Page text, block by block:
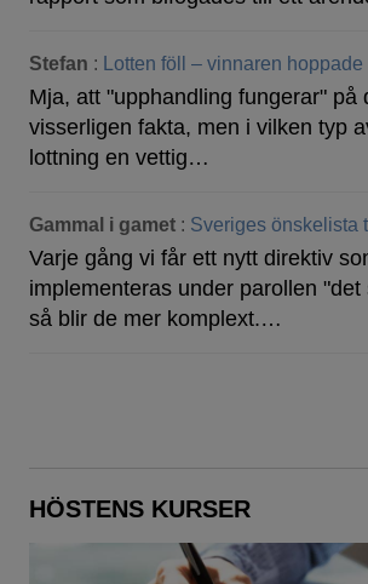
Stefan : Lotten föll – vinnaren hoppade
Mja, att "upphandling fungerar" på
visserligen fakta, men i vilken typ
lottning en vettig…
Gammal i gamet : Sveriges önskelista
Varje gång vi får ett nytt direktiv
implementeras under parollen
så blir de mer komplext.…
HÖSTENS KURSER